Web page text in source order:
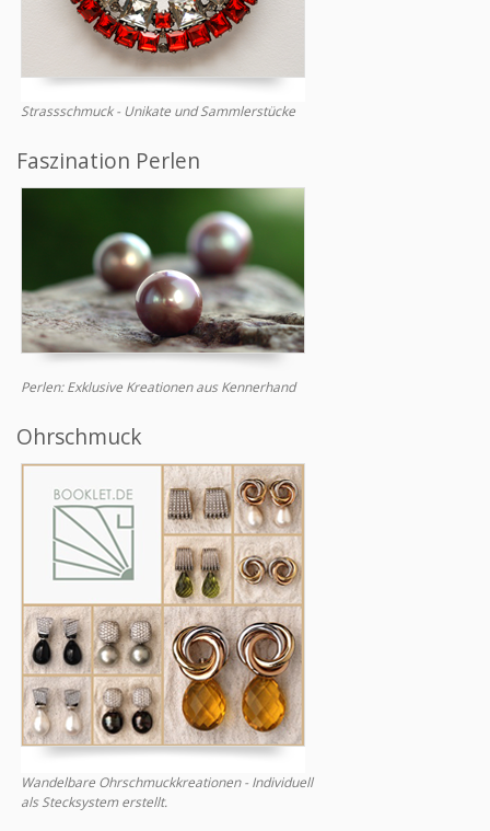
Strassschmuck - Unikate und Sammlerstücke
Faszination Perlen
Perlen: Exklusive Kreationen aus Kennerhand
Ohrschmuck
Wandelbare Ohrschmuckkreationen - Individuell
als Stecksystem erstellt.